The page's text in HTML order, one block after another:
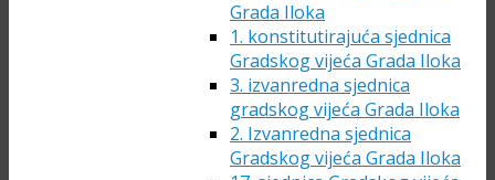
Grada Iloka
1. konstitutirajuća sjednica
Gradskog vijeća Grada Iloka
3. izvanredna sjednica
gradskog vijeća Grada Iloka
2. Izvanredna sjednica
Gradskog vijeća Grada Iloka